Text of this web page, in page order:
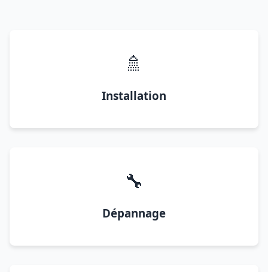
🚿
Installation
🔧
Dépannage